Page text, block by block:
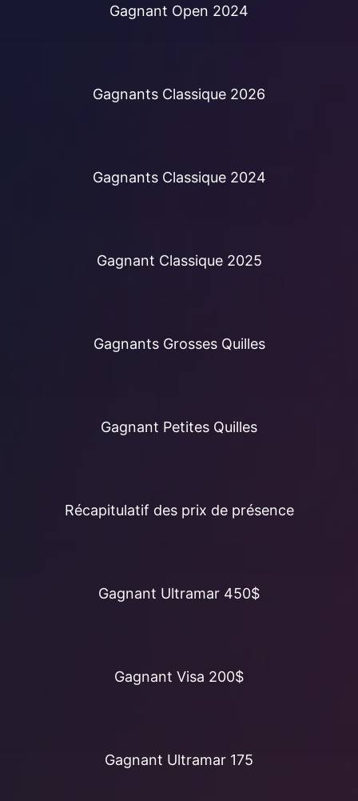
Gagnant Open 2024
Gagnants Classique 2026
Gagnants Classique 2024
Gagnant Classique 2025
Gagnants Grosses Quilles
Gagnant Petites Quilles
Récapitulatif des prix de présence
Gagnant Ultramar 450$
Gagnant Visa 200$
Gagnant Ultramar 175